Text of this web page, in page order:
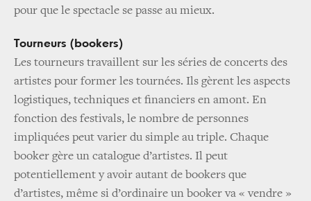
pour que le spectacle se passe au mieux.
Tourneurs (bookers)
Les tourneurs travaillent sur les séries de concerts des
artistes pour former les tournées. Ils gèrent les aspects
logistiques, techniques et financiers en amont. En
fonction des festivals, le nombre de personnes
impliquées peut varier du simple au triple. Chaque
booker gère un catalogue d’artistes. Il peut
potentiellement y avoir autant de bookers que
d’artistes, même si d’ordinaire un booker va « vendre »